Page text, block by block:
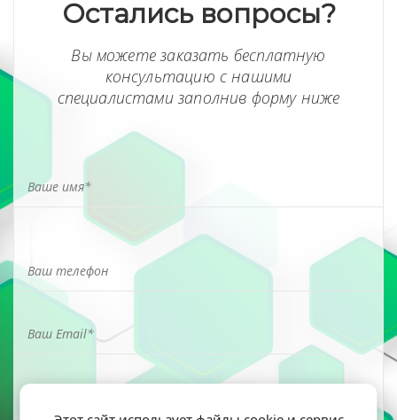
Остались вопросы?
Вы можете заказать бесплатную
консультацию с нашими
специалистами заполнив форму ниже